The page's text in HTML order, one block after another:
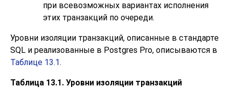
при всевозможных вариантах исполнения
этих транзакций по очереди.
Уровни изоляции транзакций, описанные в стандарте
SQL и реализованные в Postgres Pro, описываются в
Таблице 13.1.
Таблица 13.1. Уровни изоляции транзакций